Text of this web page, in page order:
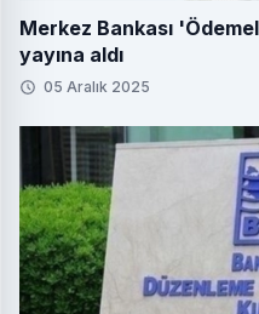
Merkez Bankası
yayına aldı
05 Aralık 2025